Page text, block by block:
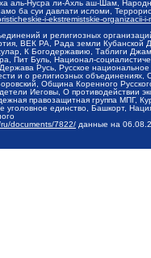
аль-Нусра ли-Ахль аш-Шам,
ба суи давлати исломи,
i-ekstremistskie-organizacii-i-
и религиозных
ВЕК РА, Рада земли
К Богодержавию, Таблиги
Пит Буль, Национал-
Русь, Русское
и о религиозных
Община Коренного
Иеговы, О противодействии
правозащитная группа МПГ,
уголовное единство, Башкорт,
documents/7822/ данные на